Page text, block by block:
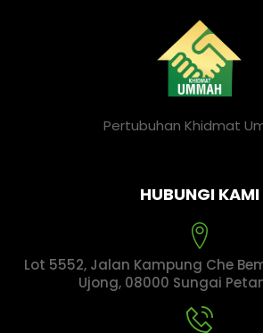
Pertubuhan Khidmat
HUBUNGI KAMI
Lot 5552, Jalan Kampung Che
Ujong, 08000 Sungai